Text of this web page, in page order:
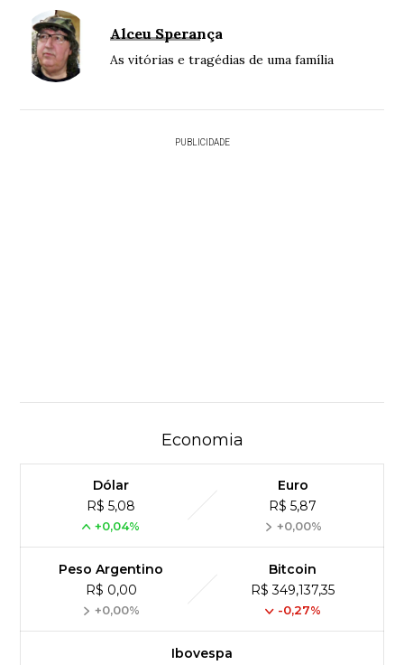
Alceu Sperança
As vitórias e tragédias de uma família
PUBLICIDADE
Economia
Dólar
R$ 5,08
+0,04%
Euro
R$ 5,87
+0,00%
Peso Argentino
R$ 0,00
+0,00%
Bitcoin
R$ 349,137,35
-0,27%
Ibovespa